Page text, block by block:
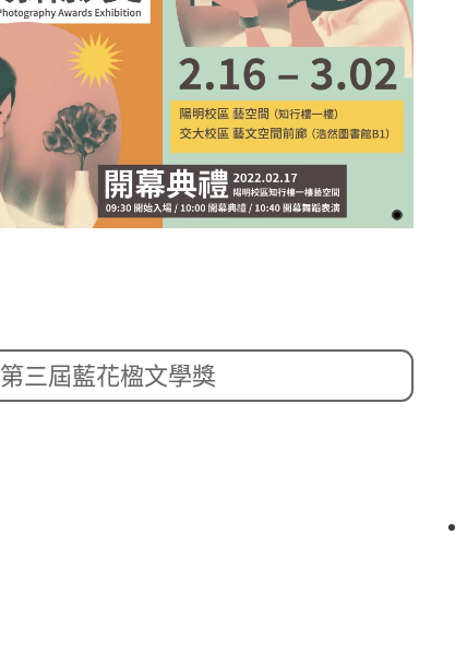
第三屆藍花楹文學獎